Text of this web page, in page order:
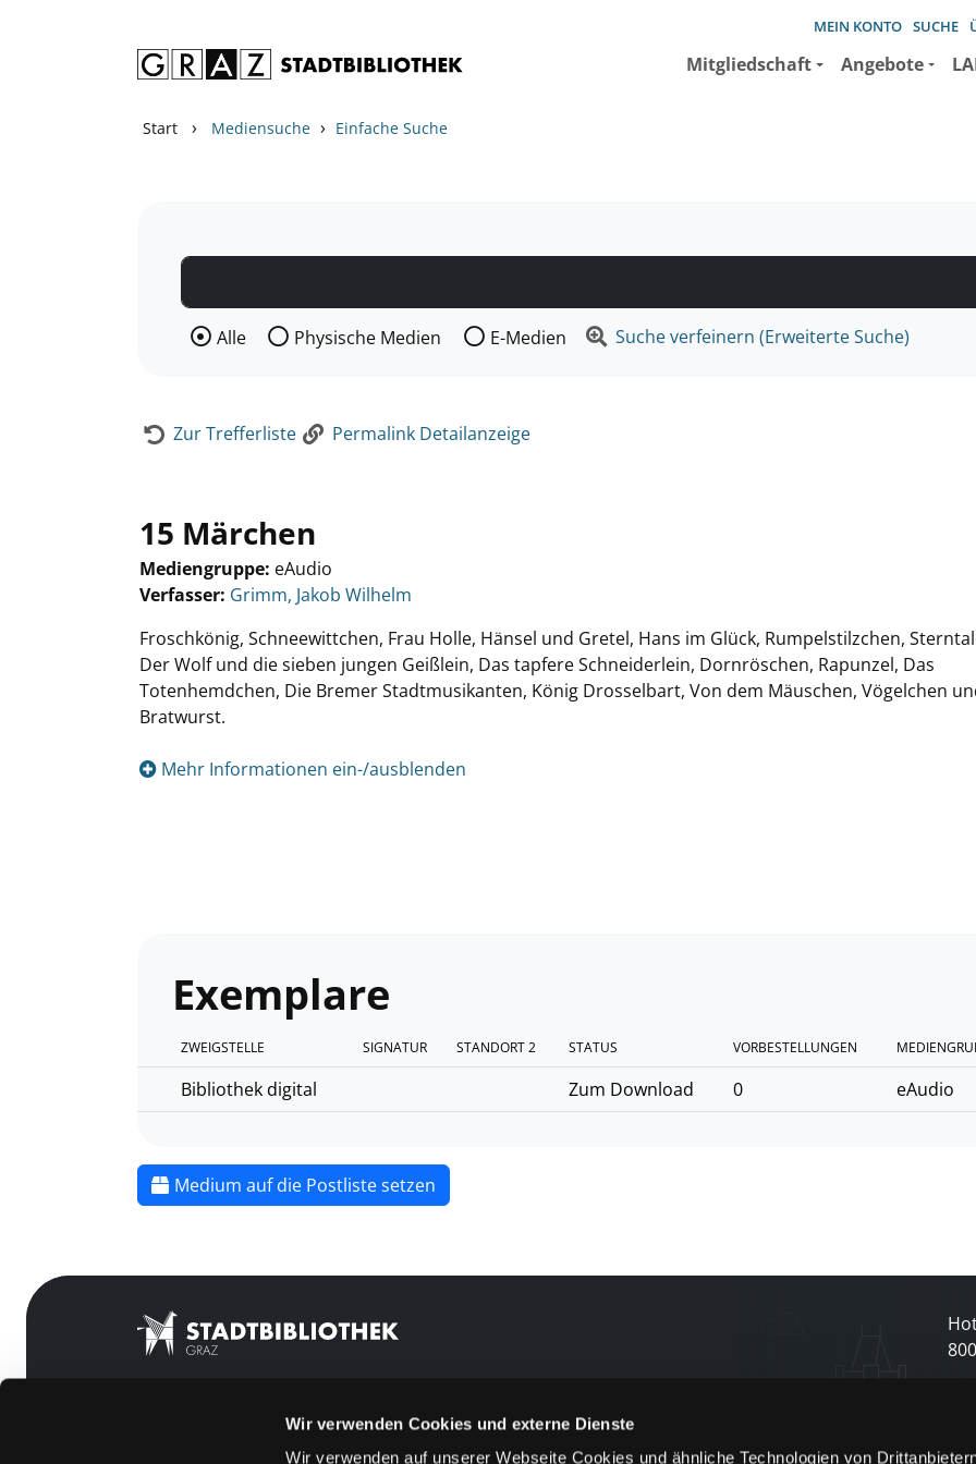
Wir verwenden Cookies und externe Dienste
Wir verwenden auf unserer Webseite Cookies und ähnliche Technologien von
MEIN KONTO SUCHE
Mitgliedschaft Angebote
Start › Mediensuche › Einfache Suche
Wählen Sie die Medienart nach der Sie suchen wollen.
Alle Physische Medien E-Medien Suche verfeinern (Erweiterte Suche)
Zur Trefferliste Permalink Detailanzeige
15 Märchen
Mediengruppe: eAudio
Verfasser: Suche nach diesem Verfasser
Grimm, Jakob Wilhelm
Froschkönig, Schneewittchen, Frau Holle, Hänsel und Gretel, Hans im Glück, Rumpelstilzchen,
Der Wolf und die sieben jungen Geißlein, Das tapfere Schneiderlein, Dornröschen, Rapunzel, Das
Totenhemdchen, Die Bremer Stadtmusikanten, König Drosselbart, Von dem Mäuschen, Vögelchen
Bratwurst.
Mehr Informationen ein-/ausblenden
Exemplare
ZWEIGSTELLE SIGNATUR STANDORT 2 STATUS VORBESTELLUNGEN
Bibliothek digital Zum Download 0 eAudio
Medium auf die Postliste setzen
800
Feedback